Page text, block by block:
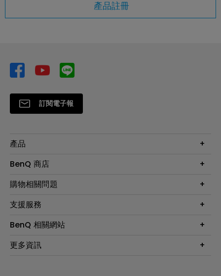
產品註冊
訂閱電子報
產品
大型液晶
投影機
智慧照明
專業拍物視訊鏡頭
BenQ 商店
最新產品與活動
尋找銷售據點
會員綁定LINE教學
購物相關問題
第一次購物就上手
延長保固購買
贈品兌換網站首頁
支援服務
服務公告
保固條例
BenQ 相關網站
專業商用解決方案
更多資訊